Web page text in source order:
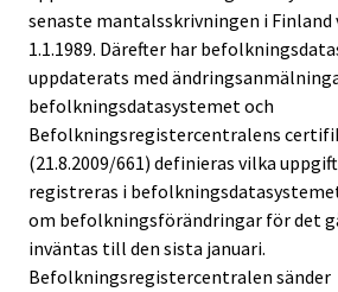
senaste mantalsskrivningen i Finland
1.1.1989. Därefter har
uppdaterats med
befolkningsdatasystemet och
Befolkningsregistercentralens
(21.8.2009/661) definieras vilka
registreras i
om befolkningsförändringar för det
inväntas till den sista januari.
Befolkningsregistercentralen sänder